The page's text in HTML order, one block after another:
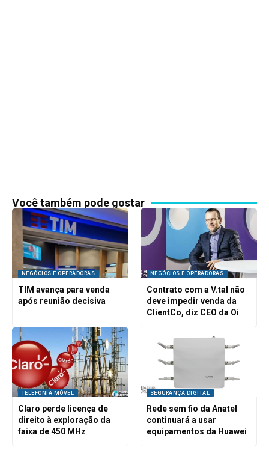
Você também pode gostar
NEGÓCIOS E OPERADORAS
TIM avança para venda
após reunião decisiva
NEGÓCIOS E OPERADORAS
Contrato com a V.tal não
deve impedir venda da
ClientCo, diz CEO da Oi
TELEFONIA MÓVEL
Claro perde licença de
direito à exploração da
faixa de 450 MHz
SEGURANÇA DIGITAL
Rede sem fio da Anatel
continuará a usar
equipamentos da Huawei